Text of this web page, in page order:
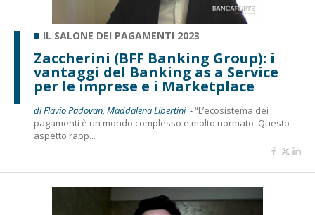
IL SALONE DEI PAGAMENTI 2023
Zaccherini (BFF Banking Group): i
vantaggi del Banking as a Service
per le imprese e i Marketplace
di Flavio Padovan, Maddalena Libertini -“L’ecosistema dei
pagamenti è un mondo complesso e molto normato. Questo
aspetto rapp...